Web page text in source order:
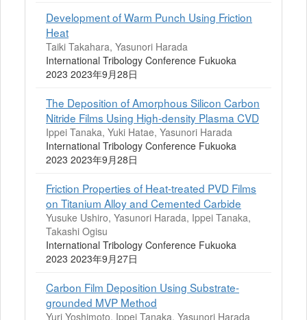
Development of Warm Punch Using Friction
Heat
Taiki Takahara, Yasunori Harada
International Tribology Conference Fukuoka
2023 2023年9月28日
The Deposition of Amorphous Silicon Carbon
Nitride Films Using High-density Plasma CVD
Ippei Tanaka, Yuki Hatae, Yasunori Harada
International Tribology Conference Fukuoka
2023 2023年9月28日
Friction Properties of Heat-treated PVD Films
on Titanium Alloy and Cemented Carbide
Yusuke Ushiro, Yasunori Harada, Ippei Tanaka,
Takashi Ogisu
International Tribology Conference Fukuoka
2023 2023年9月27日
Carbon Film Deposition Using Substrate-
grounded MVP Method
Yuri Yoshimoto, Ippei Tanaka, Yasunori Harada